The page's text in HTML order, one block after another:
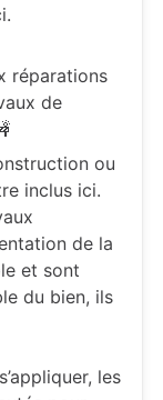
réparations
de
ou
inclus ici.
de la
et sont
du bien, ils
les